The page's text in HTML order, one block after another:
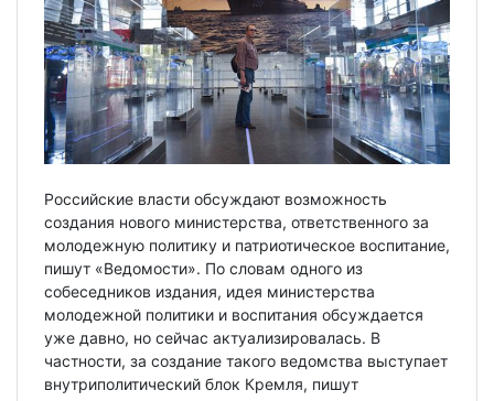
Российские власти обсуждают возможность
создания нового министерства, ответственного за
молодежную политику и патриотическое воспитание,
пишут «Ведомости». По словам одного из
собеседников издания, идея министерства
молодежной политики и воспитания обсуждается
уже давно, но сейчас актуализировалась. В
частности, за создание такого ведомства выступает
внутриполитический блок Кремля, пишут